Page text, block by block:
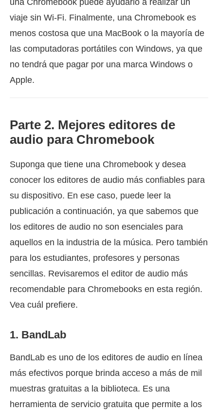
una Chromebook puede ayudarlo a realizar un
viaje sin Wi-Fi. Finalmente, una Chromebook es
menos costosa que una MacBook o la mayoría de
las computadoras portátiles con Windows, ya que
no tendrá que pagar por una marca Windows o
Apple.
Parte 2. Mejores editores de
audio para Chromebook
Suponga que tiene una Chromebook y desea
conocer los editores de audio más confiables para
su dispositivo. En ese caso, puede leer la
publicación a continuación, ya que sabemos que
los editores de audio no son esenciales para
aquellos en la industria de la música. Pero también
para los estudiantes, profesores y personas
sencillas. Revisaremos el editor de audio más
recomendable para Chromebooks en esta región.
Vea cuál prefiere.
1. BandLab
BandLab es uno de los editores de audio en línea
más efectivos porque brinda acceso a más de mil
muestras gratuitas a la biblioteca. Es una
herramienta de servicio gratuita que permite a los